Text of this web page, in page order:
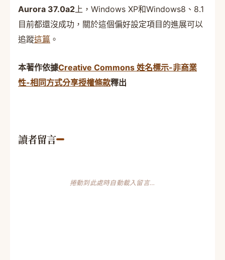
Aurora 37.0a2上，Windows XP和Windows8、8.1
目前都還沒成功，關於這個偏好設定項目的進展可以
追蹤這篇 。
本著作依據Creative Commons 姓名標示-非商業
性-相同方式分享授權條款釋出
讀者留言
捲動到此處時自動載入留言…